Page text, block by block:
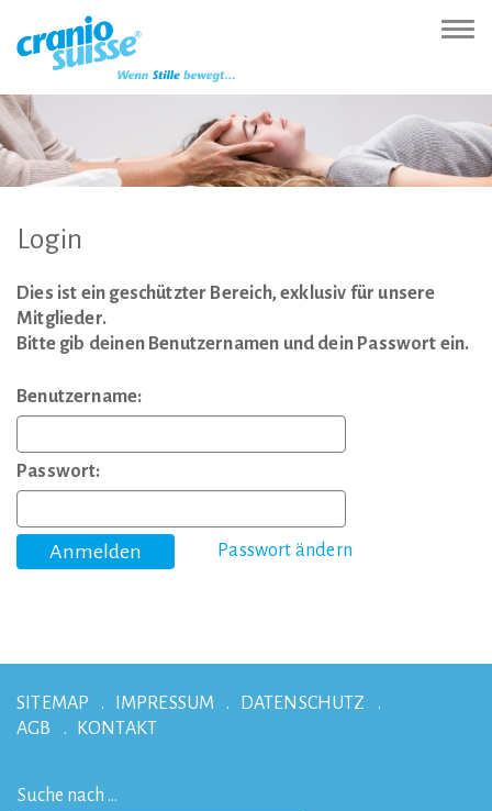
(Accesskey
Hauptnavigation
(Accesskey
Inhalt
(Accesskey
Sprachumschaltung
(Accesskey
Login
Dies ist ein geschützter Bereich, exklusiv für unsere
Mitglieder.
Bitte gib deinen Benutzernamen und dein Passwort ein.
Benutzername:
Passwort:
Passwort ändern
SITEMAP IMPRESSUM
DATENSCHUTZ
AGB
KONTAKT